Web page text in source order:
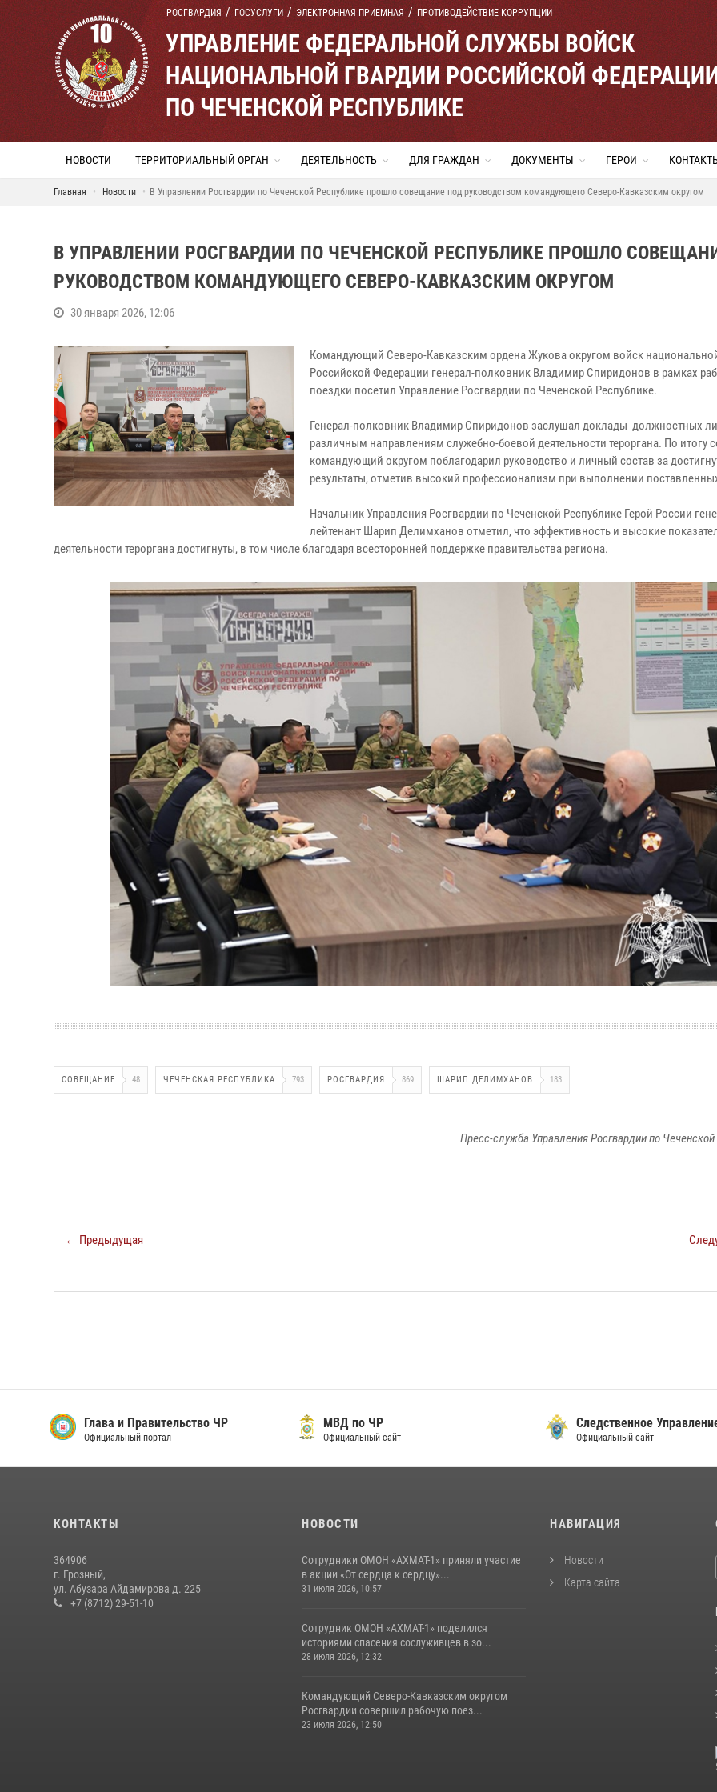
РОСГВАРДИЯ ГОСУСЛУГИ ЭЛЕКТРОННАЯ ПРИЕМНАЯ ПРОТИВОДЕЙСТВИЕ КОРРУПЦИИ
УПРАВЛЕНИЕ ФЕДЕРАЛЬНОЙ СЛУЖБЫ ВОЙСК
НАЦИОНАЛЬНОЙ ГВАРДИИ РОССИЙСКОЙ
ПО ЧЕЧЕНСКОЙ РЕСПУБЛИКЕ
НОВОСТИ ТЕРРИТОРИАЛЬНЫЙ ОРГАН ДЕЯТЕЛЬНОСТЬ ДЛЯ ГРАЖДАН ДОКУМЕНТЫ ГЕРОИ
Главная Новости В Управлении Росгвардии по Чеченской Республике прошло совещание под руководством командующего Северо-Кавказским округом
В УПРАВЛЕНИИ РОСГВАРДИИ ПО ЧЕЧЕНСКОЙ РЕСПУБЛИКЕ ПРОШЛО
РУКОВОДСТВОМ КОМАНДУЮЩЕГО СЕВЕРО-КАВКАЗСКИМ ОКРУГОМ
30 января 2026, 12:06
Командующий Северо-Кавказским ордена Жукова округом войск
Российской Федерации генерал-полковник Владимир Спиридонов в рамках
поездки посетил Управление Росгвардии по Чеченской Республике.
Генерал-полковник Владимир Спиридонов заслушал доклады должностных
различным направлениям служебно-боевой деятельности тероргана. По итогу
командующий округом поблагодарил руководство и личный состав за
результаты, отметив высокий профессионализм при выполнении
Начальник Управления Росгвардии по Чеченской Республике Герой России
лейтенант Шарип Делимханов отметил, что эффективность и высокие
деятельности тероргана достигнуты, в том числе благодаря всесторонней поддержке правительства региона.
СОВЕЩАНИЕ 48 ЧЕЧЕНСКАЯ РЕСПУБЛИКА 793 РОСГВАРДИЯ 869 ШАРИП ДЕЛИМХАНОВ 183
Пресс-служба Управления Росгвардии по
← Предыдущая
Глава и Правительство ЧР
Официальный портал
МВД по ЧР
Официальный сайт
Следственное
Официальный сайт
КОНТАКТЫ
364906
г. Грозный,
ул. Абузара Айдамирова д. 225
+7 (8712) 29-51-10
НОВОСТИ
Сотрудники ОМОН «АХМАТ-1» приняли участие
в акции «От сердца к сердцу»...
31 июля 2026, 10:57
Сотрудник ОМОН «АХМАТ-1» поделился
историями спасения сослуживцев в зо...
28 июля 2026, 12:32
Командующий Северо-Кавказским округом
Росгвардии совершил рабочую поез...
23 июля 2026, 12:50
НАВИГАЦИЯ
Новости
Карта сайта